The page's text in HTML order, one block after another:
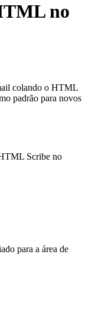
no
colando o HTML
padrão para novos
HTML Scribe no
para a área de